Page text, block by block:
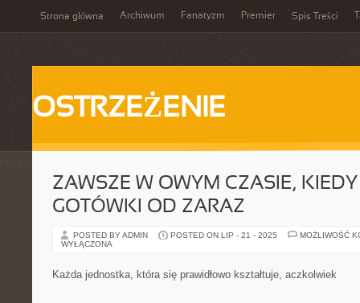
Strona główna Archiwum Fanatyzm Premier Spis Treści
OSTRZEŻENIE
ZAWSZE W OWYM CZASIE,
GOTÓWKI OD ZARAZ
POSTED BY ADMIN POSTED ON LIP - 21 - 2025
MOŻLIWOŚĆ
WYŁĄCZONA
Każda jednostka, która się prawidłowo kształtuje, aczkolwiek